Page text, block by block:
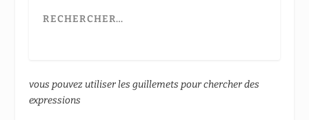
vous pouvez utiliser les guillemets pour chercher des
expressions